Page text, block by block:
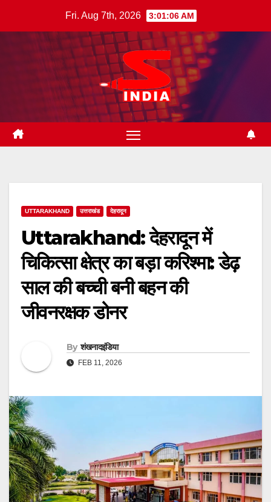
Fri. Aug 7th, 2026 3:01:07 AM
UTTARAKHAND उत्तराखंड देहरादून
Uttarakhand: देहरादून में
चिकित्सा क्षेत्र का बड़ा करिश्मा: डेढ़
साल की बच्ची बनी बहन की
जीवनरक्षक डोनर
By शंखनादइंडिया
FEB 11, 2026